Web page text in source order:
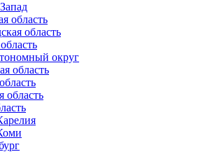
область
область
округ
область
область